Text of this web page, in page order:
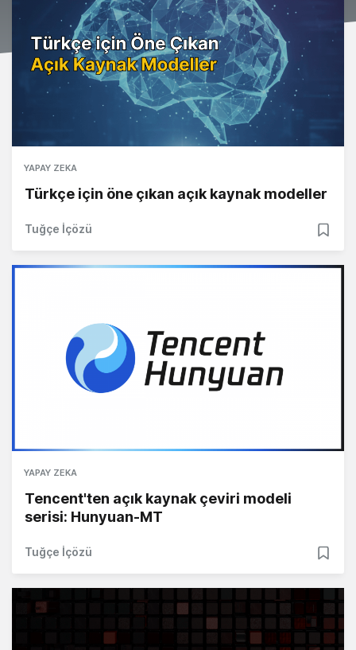
YAPAY ZEKA
Türkçe için öne çıkan açık kaynak modeller
Tuğçe İçözü
YAPAY ZEKA
Tencent'ten açık kaynak çeviri modeli
serisi: Hunyuan-MT
Tuğçe İçözü